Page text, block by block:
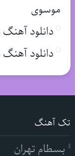
موسوی
دانلود
دانلود
تک آهنگ
بسطام تهران